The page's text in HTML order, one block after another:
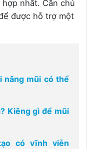
nhất. Cần chú
được hỗ trợ một
nâng mũi có thể
Kiêng gì để mũi
có vĩnh viễn